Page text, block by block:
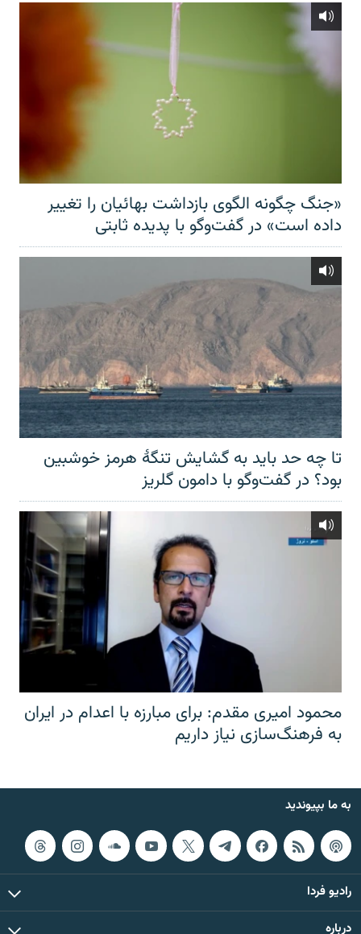
«جنگ چگونه الگوی بازداشت بهائیان را تغییر
داده است» در گفت‌وگو با پدیده ثابتی
تا چه حد باید به گشایش تنگهٔ هرمز خوشبین
بود؟ در گفت‌وگو با دامون گلریز
محمود امیری مقدم: برای مبارزه با اعدام در ایران
به فرهنگ‌سازی نیاز داریم
به ما بپیوندید
رادیو فردا
درباره